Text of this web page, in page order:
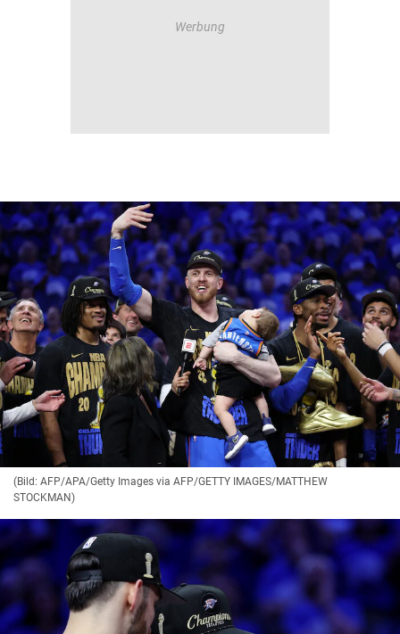
(Bild: AFP/APA/Getty Images via AFP/GETTY IMAGES/MATTHEW
STOCKMAN)